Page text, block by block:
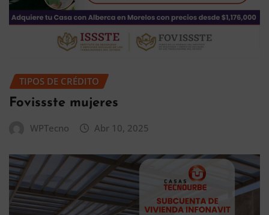
TIPOS DE CRÉDITO
Fovissste mujeres
WPTecno Abr 10, 2025